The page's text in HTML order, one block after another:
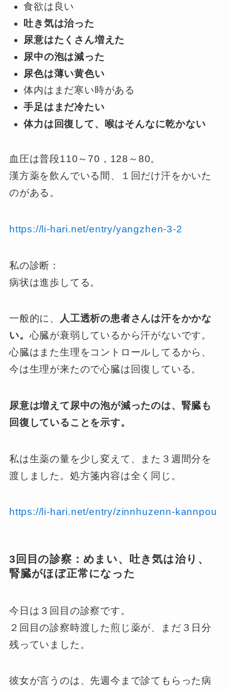
食欲は良い
吐き気は治った
尿意はたくさん増えた
尿中の泡は減った
尿色は薄い黄色い
体内はまだ寒い時がある
手足はまだ冷たい
体力は回復して、喉はそんなに乾かない
血圧は普段110～70，128～80。
漢方薬を飲んでいる間、１回だけ汗をかいた
のがある。
https://li-hari.net/entry/yangzhen-3-2
私の診断：
病状は進歩してる。
一般的に、 人工透析の患者さんは汗をかかな
い。心臓が衰弱しているから汗がないです。
心臓はまた生理をコントロールしてるから、
今は生理が来たので心臓は回復している。
尿意は増えて尿中の泡が減ったのは、腎臓も
回復していることを示す。
私は生薬の量を少し変えて、また３週間分を
渡しました。処方箋内容は全く同じ。
https://li-hari.net/entry/zinnhuzenn-kannpou
3回目の診察：めまい、吐き気は治り、
腎臓がほぼ正常になった
今日は３回目の診察です。
２回目の診察時渡した煎じ薬が、まだ３日分
残っていました。
彼女が言うのは、先週今まで診てもらった病